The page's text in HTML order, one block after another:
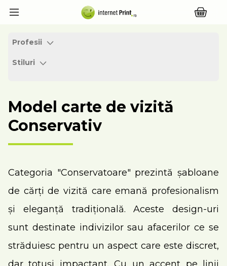
Profesii
Stiluri
Model carte de vizită
Conservativ
Categoria "Conservatoare" prezintă șabloane
de cărți de vizită care emană profesionalism
și eleganță tradițională. Aceste design-uri
sunt destinate indivizilor sau afacerilor ce se
străduiesc pentru un aspect care este discret,